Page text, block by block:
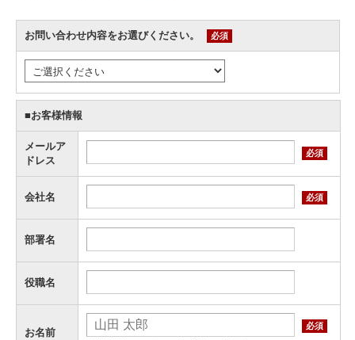
お問い合わせ内容をお選びください。 必須
■お客様情報
メールア
ドレス
必須
会社名 必須
部署名
役職名
お名前
必須